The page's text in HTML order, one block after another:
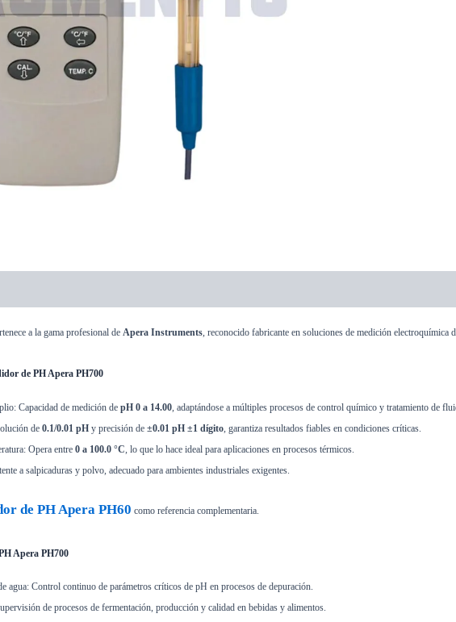
a la gama profesional de Apera Instruments, reconocido fabricante en soluciones de medición electroquímica
de PH Apera PH700
Capacidad de medición de pH 0 a 14.00 , adaptándose a múltiples procesos de control químico y tratamiento de
de 0.1/0.01 pH y precisión de ±0.01 pH ±1 dígito , garantiza resultados fiables en condiciones críticas.
Opera entre 0 a 100.0 °C , lo que lo hace ideal para aplicaciones en procesos térmicos.
a salpicaduras y polvo, adecuado para ambientes industriales exigentes.
de PH Apera PH60 como referencia complementaria.
Apera PH700
agua: Control continuo de parámetros críticos de pH en procesos de depuración.
de procesos de fermentación, producción y calidad en bebidas y alimentos.